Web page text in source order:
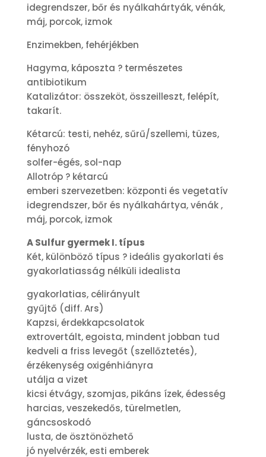
idegrendszer, bőr és nyálkahártyák, vénák,
máj, porcok, izmok
Enzimekben, fehérjékben
Hagyma, káposzta ? természetes
antibiotikum
Katalizátor: összeköt, összeilleszt, felépít,
takarít.
Kétarcú: testi, nehéz, sűrű/szellemi, tüzes,
fényhozó
solfer-égés, sol-nap
Allotróp ? kétarcú
emberi szervezetben: központi és vegetatív
idegrendszer, bőr és nyálkahártya, vénák ,
máj, porcok, izmok
A Sulfur gyermek I. típus
Két, különböző típus ? ideális gyakorlati és
gyakorlatiasság nélküli idealista
gyakorlatias, célirányult
gyűjtő (diff. Ars)
Kapzsi, érdekkapcsolatok
extrovertált, egoista, mindent jobban tud
kedveli a friss levegőt (szellőztetés),
érzékenység oxigénhiányra
utálja a vizet
kicsi étvágy, szomjas, pikáns ízek, édesség
harcias, veszekedős, türelmetlen,
gáncsoskodó
lusta, de ösztönözhető
jó nyelvérzék, esti emberek